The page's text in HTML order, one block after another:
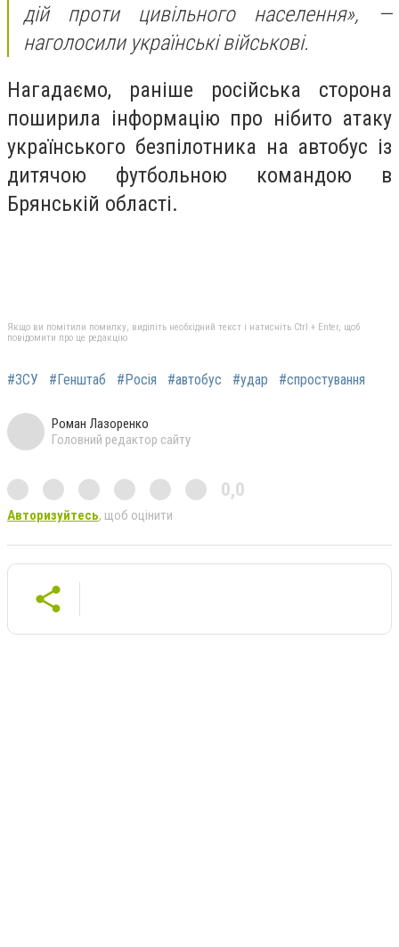
дій проти цивільного населення», —
наголосили українські військові.
Нагадаємо, раніше російська сторона
поширила інформацію про нібито атаку
українського безпілотника на автобус із
дитячою футбольною командою в
Брянській області.
Якщо ви помітили помилку, виділіть необхідний текст і натисніть Ctrl + Enter, щоб
повідомити про це редакцію
#ЗСУ #Генштаб #Росія #автобус #удар #спростування
Роман Лазоренко
Головний редактор сайту
0,0
Авторизуйтесь, щоб оцінити